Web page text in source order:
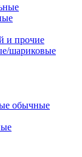
и прочие
шариковые
обычные